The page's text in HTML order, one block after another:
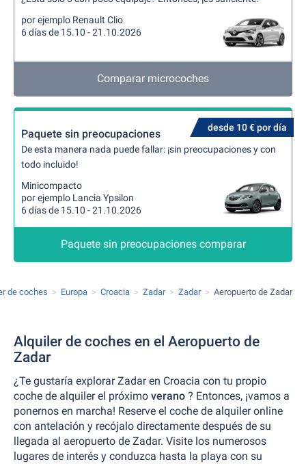
por ejemplo Renault Clio
6 días de 15.10 - 21.10.2026
Comparar microcoches
desde 10 € por día
Paquete sin preocupaciones
De esta manera nada puede fallar: ¡sin preocupaciones y con
todo incluido!
Minicompacto
por ejemplo Lancia Ypsilon
6 días de 15.10 - 21.10.2026
Paquete sin preocupaciones comparar
de coches Europa Croacia Zadar Zadar Aeropuerto de Zadar
Alquiler de coches en el Aeropuerto de
Zadar
¿Te gustaría explorar Zadar en Croacia con tu propio
coche de alquiler el próximo verano ? Entonces, ¡vamos a
ponernos en marcha! Reserve el coche de alquiler online
con antelación y recójalo directamente después de su
llegada al aeropuerto de Zadar. Visite los numerosos
lugares de interés y conduzca hasta la playa con su